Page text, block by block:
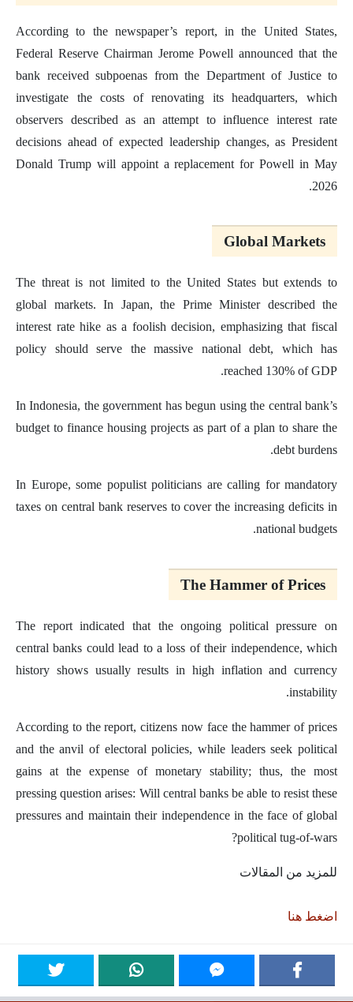
According to the newspaper’s report, in the United States,
Federal Reserve Chairman Jerome Powell announced that the
bank received subpoenas from the Department of Justice to
investigate the costs of renovating its headquarters, which
observers described as an attempt to influence interest rate
decisions ahead of expected leadership changes, as President
Donald Trump will appoint a replacement for Powell in May
2026.
Global Markets
The threat is not limited to the United States but extends to
global markets. In Japan, the Prime Minister described the
interest rate hike as a foolish decision, emphasizing that fiscal
policy should serve the massive national debt, which has
reached 130% of GDP.
In Indonesia, the government has begun using the central bank’s
budget to finance housing projects as part of a plan to share the
debt burdens.
In Europe, some populist politicians are calling for mandatory
taxes on central bank reserves to cover the increasing deficits in
national budgets.
The Hammer of Prices
The report indicated that the ongoing political pressure on
central banks could lead to a loss of their independence, which
history shows usually results in high inflation and currency
instability.
According to the report, citizens now face the hammer of prices
and the anvil of electoral policies, while leaders seek political
gains at the expense of monetary stability; thus, the most
pressing question arises: Will central banks be able to resist these
pressures and maintain their independence in the face of global
political tug-of-wars?
للمزيد من المقالات
اضغط هنا